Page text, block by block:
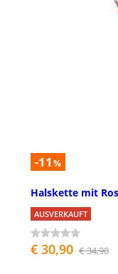
-11 %
Halskette mit
AUSVERKAUFT
€ 30,90 € 34,90